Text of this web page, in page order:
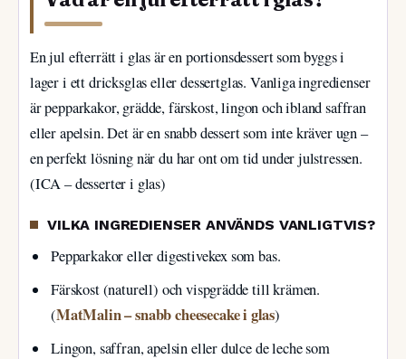
En jul efterrätt i glas är en portionsdessert som byggs i
lager i ett dricksglas eller dessertglas. Vanliga ingredienser
är pepparkakor, grädde, färskost, lingon och ibland saffran
eller apelsin. Det är en snabb dessert som inte kräver ugn –
en perfekt lösning när du har ont om tid under julstressen.
(ICA – desserter i glas)
VILKA INGREDIENSER ANVÄNDS VANLIGTVIS?
Pepparkakor eller digestivekex som bas.
Färskost (naturell) och vispgrädde till krämen.
(MatMalin – snabb cheesecake i glas)
Lingon, saffran, apelsin eller dulce de leche som